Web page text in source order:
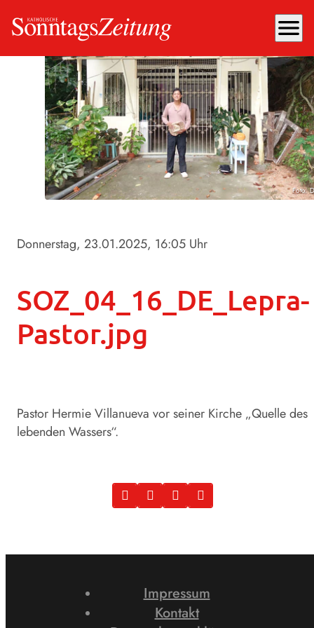
menu
Foto:
Donnerstag, 23.01.2025, 16:05 Uhr
SOZ_04_16_DE_Lepra-
Pastor.jpg
Pastor Hermie Villanueva vor seiner Kirche „Quelle des
lebenden Wassers“.
Impressum
Kontakt